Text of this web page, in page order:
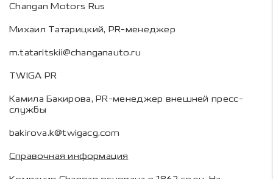
Changan Motors Rus
Михаил Татарицкий, PR-менеджер
m.tataritskii@changanauto.ru
TWIGA PR
Камила Бакирова, PR-менеджер внешней пресс-
службы
bakirova.k@twigacg.com
Справочная информация